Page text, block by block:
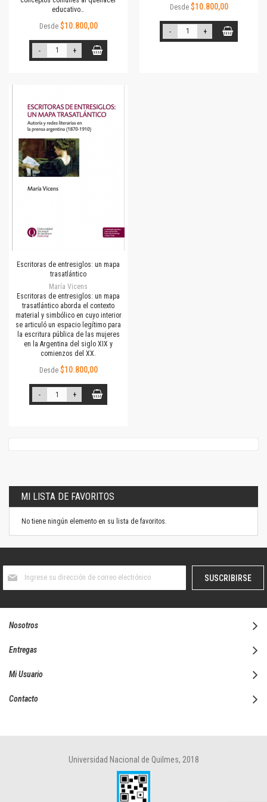
educativo…
Desde $10.800,00
- +
Desde $10.800,00
- +
Escritoras de entresiglos: un mapa
trasatlántico
María Vicens
Escritoras de entresiglos: un mapa
trasatlántico aborda el contexto
material y simbólico en cuyo interior
se articuló un espacio legítimo para
la escritura pública de las mujeres
en la Argentina del siglo XIX y
comienzos del XX.
Desde $10.800,00
- +
MI LISTA DE FAVORITOS
No tiene ningún elemento en su lista de favoritos.
boletín
SUSCRIBIRSE
Nosotros
Entregas
Mi Usuario
Contacto
Universidad Nacional de Quilmes, 2018